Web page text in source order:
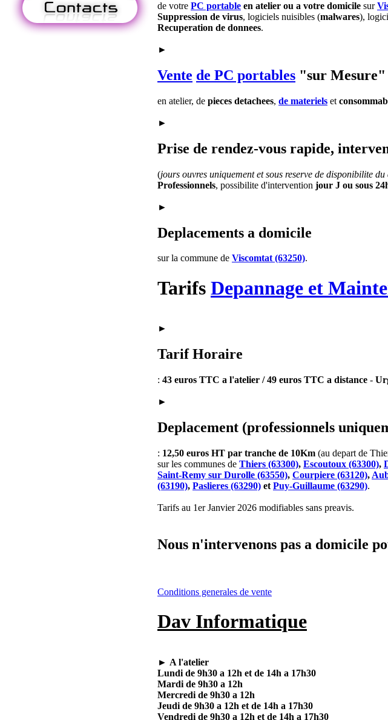
de votre PC portable en atelier ou a votre domicile sur
Suppression de virus, logiciels nuisibles (malwares),
Recuperation de donnees.
►
Vente de PC portables "sur Mesure"
en atelier, de pieces detachees, de materiels et
►
Prise de rendez-vous rapide,
(jours ouvres uniquement et sous reserve de disponibilite du
Professionnels, possibilite d'intervention jour J ou sous
►
Deplacements a domicile
sur la commune de Viscomtat (63250).
Tarifs Depannage et
►
Tarif Horaire
: 43 euros TTC a l'atelier / 49 euros TTC a distance -
►
Deplacement (professionnels
: 12,50 euros HT par tranche de 10Km (au depart de
sur les communes de Thiers (63300), Escoutoux (63300),
Saint-Remy sur Durolle (63550), Courpiere (63120),
(63190), Paslieres (63290) et Puy-Guillaume (63290).
Tarifs au 1er Janvier 2026 modifiables sans preavis.
Nous n'intervenons pas a domicile
Conditions generales de vente
Dav Informatique
► A l'atelier
Lundi de 9h30 a 12h et de 14h a 17h30
Mardi de 9h30 a 12h
Mercredi de 9h30 a 12h
Jeudi de 9h30 a 12h et de 14h a 17h30
Vendredi de 9h30 a 12h et de 14h a 17h30